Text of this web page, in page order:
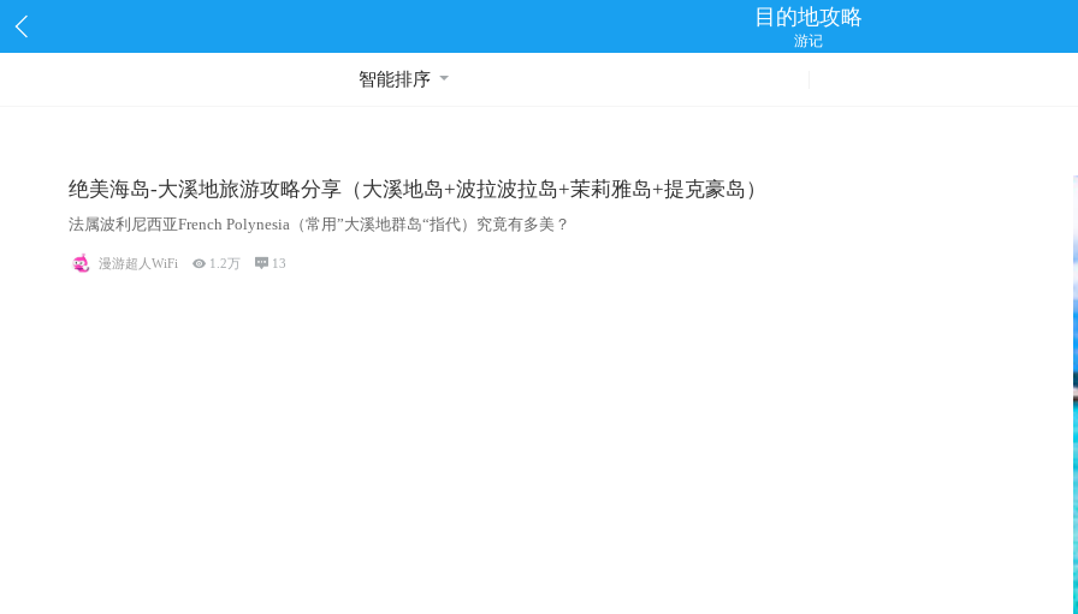
目的地攻略
游记
智能排序
绝美海岛-大溪地旅游攻略分享（大溪地岛+波拉波拉岛+茉莉雅岛+提克豪岛）
法属波利尼西亚French Polynesia（常用”大溪地群岛“指代）究竟有多美？
漫游超人WiFi  1.2万  13